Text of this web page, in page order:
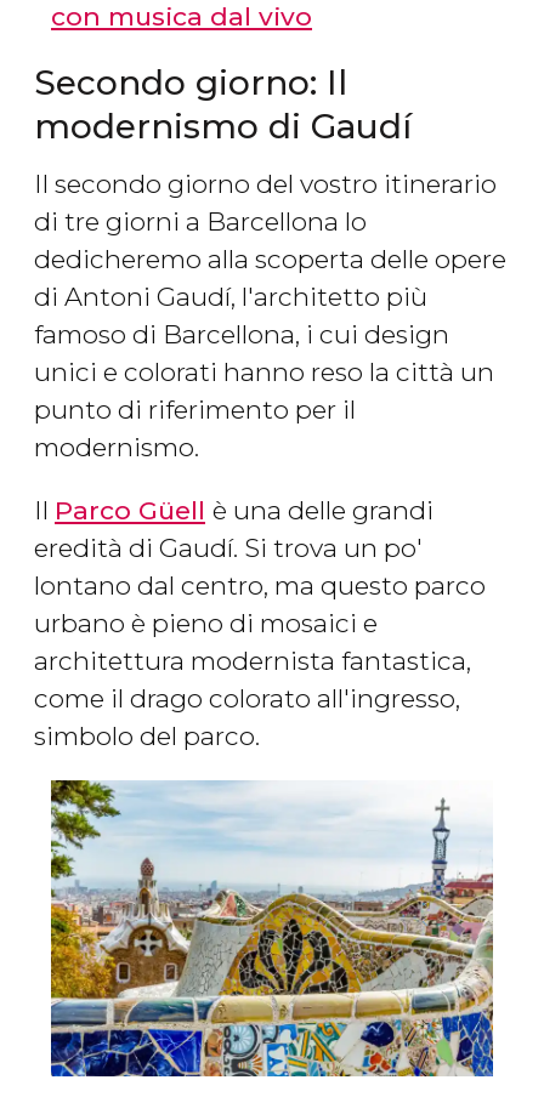
con musica dal vivo
Secondo giorno: Il
modernismo di Gaudí
Il secondo giorno del vostro itinerario
di tre giorni a Barcellona lo
dedicheremo alla scoperta delle opere
di Antoni Gaudí, l'architetto più
famoso di Barcellona, i cui design
unici e colorati hanno reso la città un
punto di riferimento per il
modernismo.
Il Parco Güell è una delle grandi
eredità di Gaudí. Si trova un po'
lontano dal centro, ma questo parco
urbano è pieno di mosaici e
architettura modernista fantastica,
come il drago colorato all'ingresso,
simbolo del parco.